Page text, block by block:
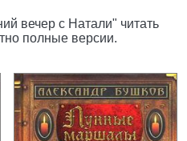
вечер с Натали" читать
полные версии.